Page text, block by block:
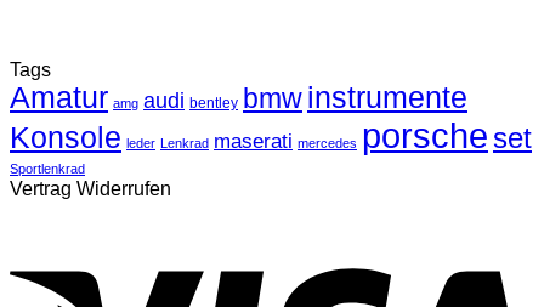
Tags
Amatur amg audi bentley bmwinstrumente
Konsole leder Lenkrad maserati mercedes porsche set
Sportlenkrad
Vertrag Widerrufen